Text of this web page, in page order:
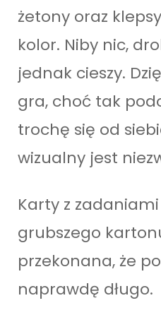
żetony oraz
kolor. Niby nic,
jednak cieszy.
gra, choć tak
trochę się od
wizualny jest
Karty z
grubszego
przekonana, że
naprawdę długo.